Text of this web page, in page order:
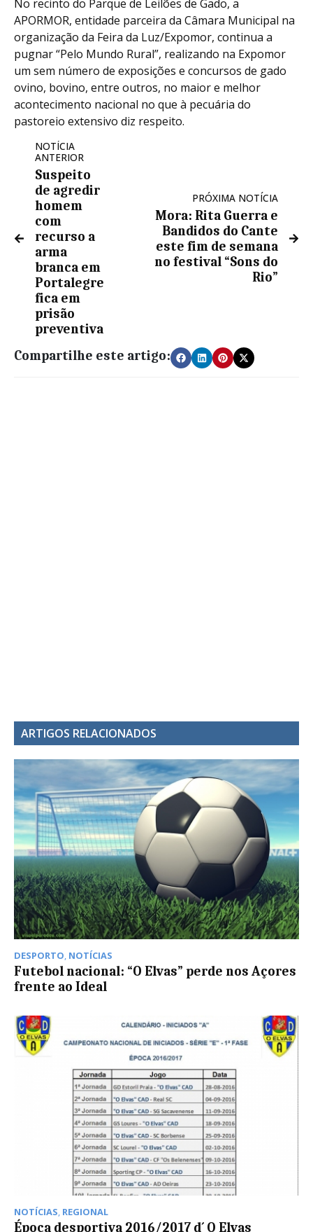
No recinto do Parque de Leilões de Gado, a
APORMOR, entidade parceira da Câmara Municipal na
organização da Feira da Luz/Expomor, continua a
pugnar “Pelo Mundo Rural”, realizando na Expomor
um sem número de exposições e concursos de gado
ovino, bovino, entre outros, no maior e melhor
acontecimento nacional no que à pecuária do
pastoreio extensivo diz respeito.
NOTÍCIA
ANTERIOR
Suspeito
de agredir
homem
com
recurso a
arma
branca em
Portalegre
fica em
prisão
preventiva
PRÓXIMA NOTÍCIA
Mora: Rita Guerra e
Bandidos do Cante
este fim de semana
no festival “Sons do
Rio”
Compartilhe este artigo:
ARTIGOS RELACIONADOS
DESPORTO NOTÍCIAS
Futebol nacional: “O Elvas” perde nos Açores
frente ao Ideal
NOTÍCIAS REGIONAL
Época desportiva 2016/2017 d´ O Elvas